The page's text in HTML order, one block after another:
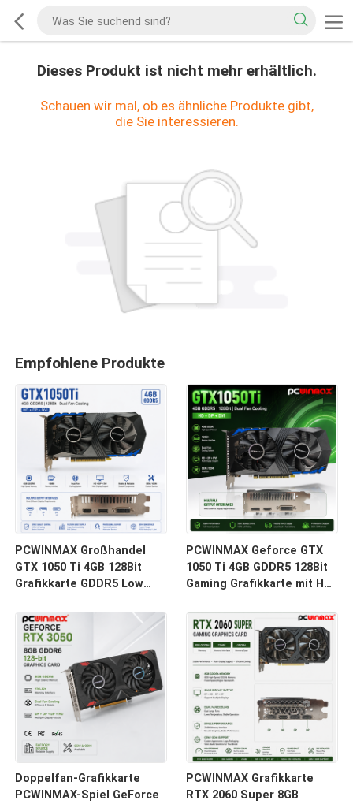
Dieses Produkt ist nicht mehr erhältlich.
Schauen wir mal, ob es ähnliche Produkte gibt,
die Sie interessieren.
Empfohlene Produkte
PCWINMAX Großhandel
GTX 1050 Ti 4GB 128Bit
Grafikkarte GDDR5 Low
Ausgang für Desktop
PCWINMAX Geforce GTX
1050 Ti 4GB GDDR5 128Bit
Gaming Grafikkarte mit HD-
Lager für Desktop-
Computer
Doppelfan-Grafikkarte
PCWINMAX-Spiel GeForce
PCWINMAX Grafikkarte
RTX 2060 Super 8GB